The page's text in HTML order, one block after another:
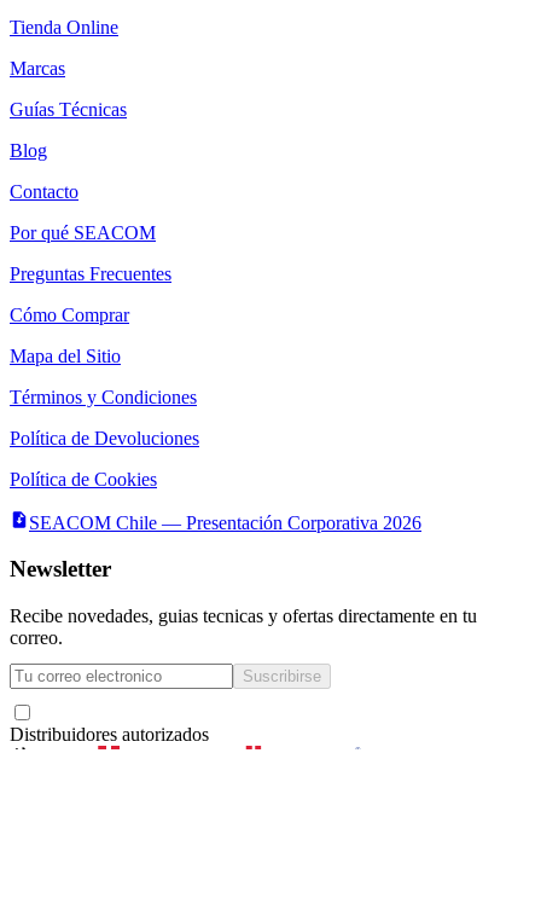
Tienda Online
Marcas
Guías Técnicas
Blog
Contacto
Por qué SEACOM
Preguntas Frecuentes
Cómo Comprar
Mapa del Sitio
Términos y Condiciones
Política de Devoluciones
Política de Cookies
SEACOM Chile — Presentación Corporativa 2026
Newsletter
Recibe novedades, guias tecnicas y ofertas directamente en tu
correo.
Suscribirse
Distribuidores autorizados